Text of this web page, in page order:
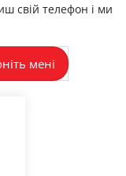
свій телефон і ми
мені